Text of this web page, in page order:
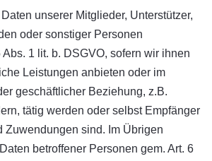
unserer Mitglieder, Unterstützer,
oder sonstiger Personen
1 lit. b. DSGVO, sofern wir ihnen
Leistungen anbieten oder im
geschäftlicher Beziehung, z.B.
tätig werden oder selbst Empfänger
Zuwendungen sind. Im Übrigen
betroffener Personen gem. Art. 6